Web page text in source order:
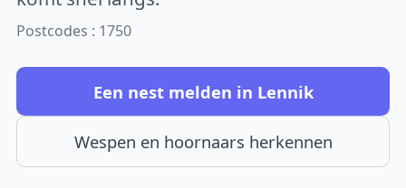
Postcodes : 1750
Een nest melden in Lennik
Wespen en hoornaars herkennen